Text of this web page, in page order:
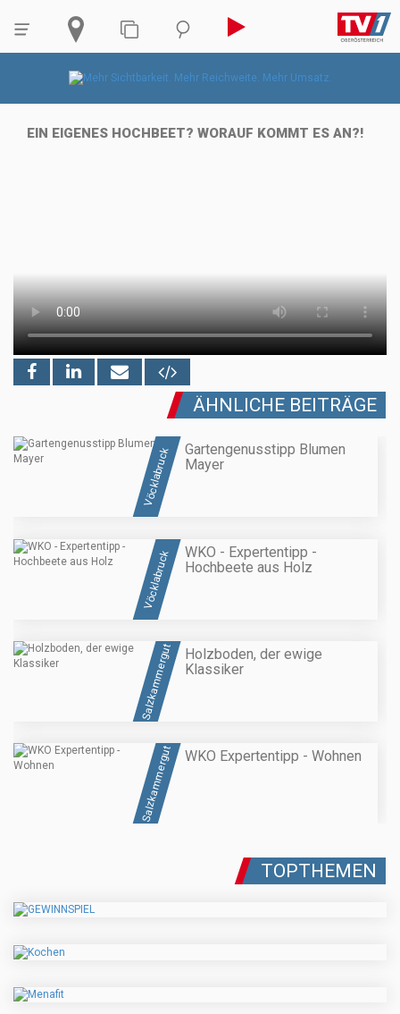
EIN EIGENES HOCHBEET? WORAUF KOMMT ES AN?!
ÄHNLICHE BEITRÄGE
Vöcklabruck
Gartengenusstipp Blumen
Mayer
Vöcklabruck
WKO - Expertentipp -
Hochbeete aus Holz
Salzkammergut
Holzboden, der ewige
Klassiker
Salzkammergut WKO Expertentipp - Wohnen
TOPTHEMEN